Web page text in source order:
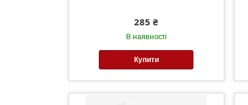
285 ₴
В наявності
Купити